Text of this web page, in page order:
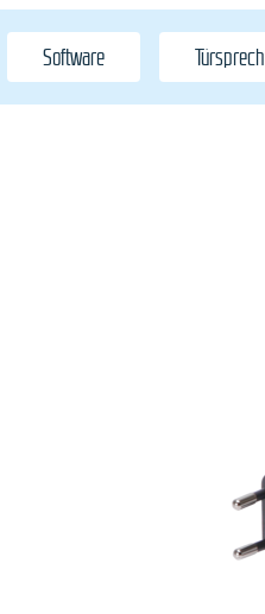
Software